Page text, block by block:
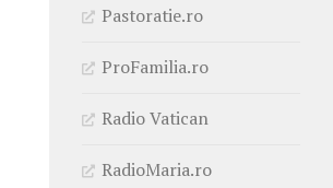
Pastoratie.ro
ProFamilia.ro
Radio Vatican
RadioMaria.ro